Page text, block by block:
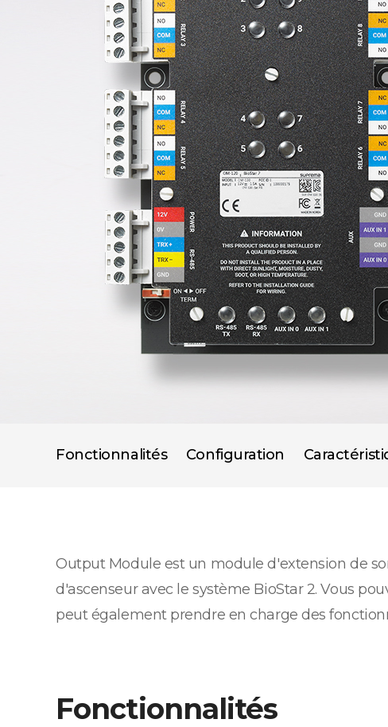
Fonctionnalités Configuration
Output Module est un module d'extension de
d'ascenseur avec le système BioStar 2. Vous
peut également prendre en charge des
Fonctionnalités